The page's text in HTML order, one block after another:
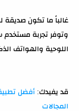
غالباً ما تكون صديقة
وتوفر تجربة مستخدم
اللوحية والهواتف
قد يفيدك:أفضل
المجالات